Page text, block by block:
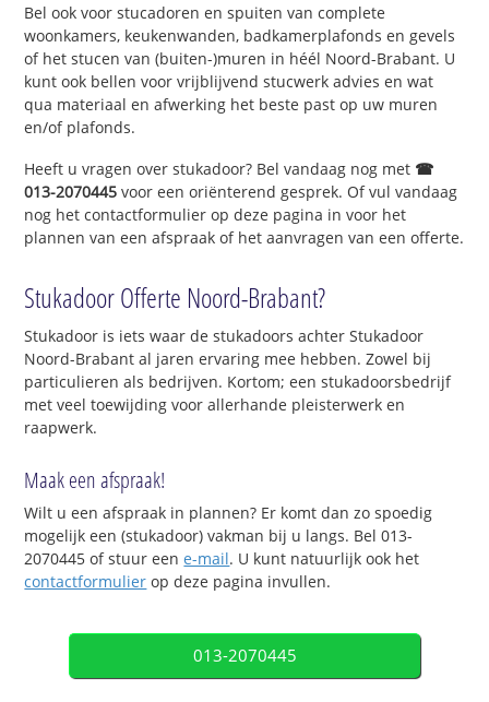
Bel ook voor stucadoren en spuiten van complete
woonkamers, keukenwanden, badkamerplafonds en gevels
of het stucen van (buiten-)muren in héél Noord-Brabant. U
kunt ook bellen voor vrijblijvend stucwerk advies en wat
qua materiaal en afwerking het beste past op uw muren
en/of plafonds.
Heeft u vragen over stukadoor? Bel vandaag nog met ☎
013-2070445 voor een oriënterend gesprek. Of vul vandaag
nog het contactformulier op deze pagina in voor het
plannen van een afspraak of het aanvragen van een offerte.
Stukadoor Offerte Noord-Brabant?
Stukadoor is iets waar de stukadoors achter Stukadoor
Noord-Brabant al jaren ervaring mee hebben. Zowel bij
particulieren als bedrijven. Kortom; een stukadoorsbedrijf
met veel toewijding voor allerhande pleisterwerk en
raapwerk.
Maak een afspraak!
Wilt u een afspraak in plannen? Er komt dan zo spoedig
mogelijk een (stukadoor) vakman bij u langs. Bel 013-
2070445 of stuur eene-mail. U kunt natuurlijk ook het
contactformulier op deze pagina invullen.
013-2070445